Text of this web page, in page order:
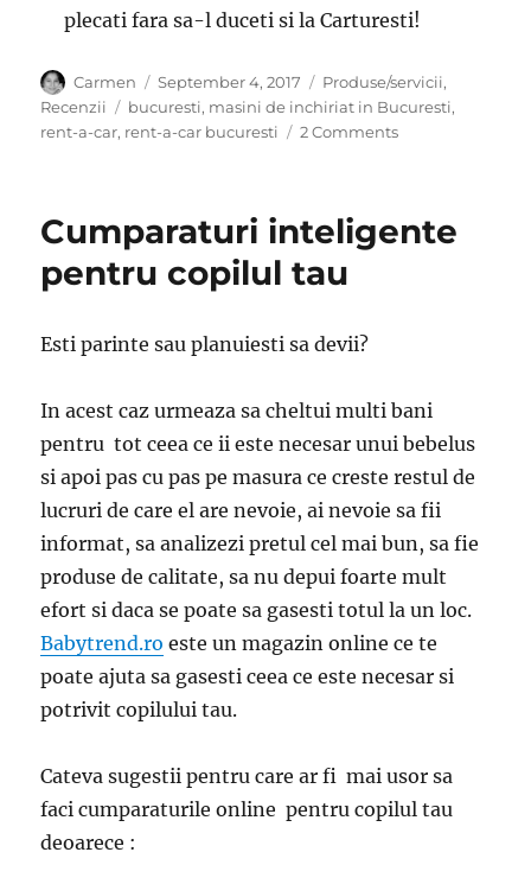
plecati fara sa-l duceti si la Carturesti!
Author
Carmen
Posted
on
September 4, 2017 Categories
Produse/servicii,
Recenzii
Tags
bucuresti, masini de inchiriat in Bucuresti,
rent-a-car, rent-a-car bucuresti 2 Commentson
de
inchiriat
Cumparaturi inteligente
pentru copilul tau
Esti parinte sau planuiesti sa devii?
In acest caz urmeaza sa cheltui multi bani
pentru tot ceea ce ii este necesar unui bebelus
si apoi pas cu pas pe masura ce creste restul de
lucruri de care el are nevoie, ai nevoie sa fii
informat, sa analizezi pretul cel mai bun, sa fie
produse de calitate, sa nu depui foarte mult
efort si daca se poate sa gasesti totul la un loc.
Babytrend.ro este un magazin online ce te
poate ajuta sa gasesti ceea ce este necesar si
potrivit copilului tau.
Cateva sugestii pentru care ar fi mai usor sa
faci cumparaturile online pentru copilul tau
deoarece :